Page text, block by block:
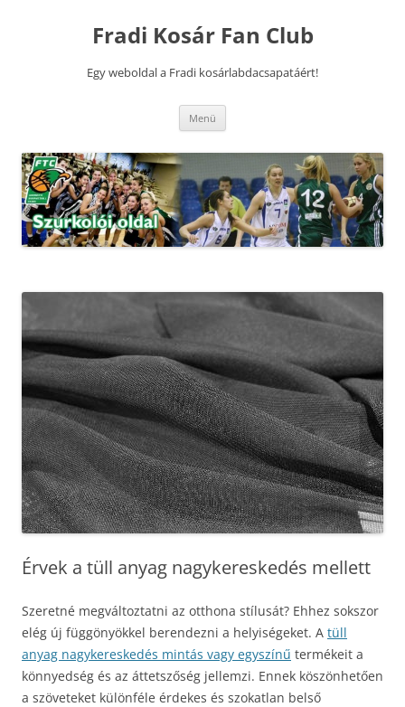
Fradi Kosár Fan Club
Egy weboldal a Fradi kosárlabdacsapatáért!
Menü
Érvek a tüll anyag nagykereskedés mellett
Szeretné megváltoztatni az otthona stílusát? Ehhez sokszor
elég új függönyökkel berendezni a helyiségeket. A tüll
anyag nagykereskedés mintás vagy egyszínű termékeit a
könnyedség és az áttetszőség jellemzi. Ennek köszönhetően
a szöveteket különféle érdekes és szokatlan belső